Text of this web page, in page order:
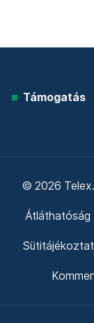
Támogatás
© 2026
Átláthatóság